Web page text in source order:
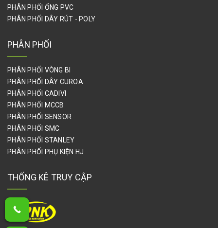
PHÂN PHỐI ỐNG PVC
PHÂN PHỐI DÂY RÚT - POLY
PHÂN PHỐI
PHÂN PHỐI VÒNG BI
PHÂN PHỐI DÂY CUROA
PHÂN PHỐI CADIVI
PHÂN PHỐI MCCB
PHÂN PHỐI SENSOR
PHÂN PHỐI SMC
PHÂN PHỐI STANLEY
PHÂN PHỐI PHỤ KIỆN HJ
THỐNG KÊ TRUY CẬP